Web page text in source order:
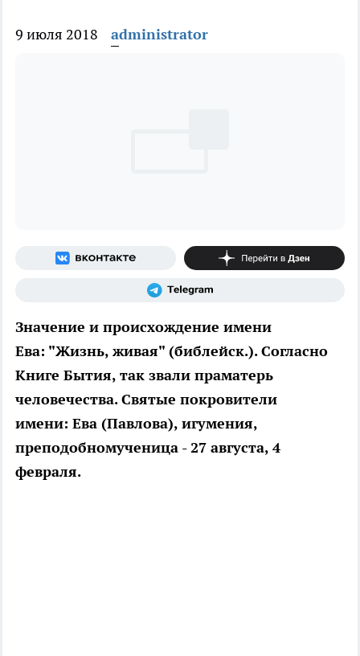
9 июля 2018 administrator
Значение и происхождение имени
Ева: "Жизнь, живая" (библейск.). Согласно
Книге Бытия, так звали праматерь
человечества. Святые покровители
имени: Ева (Павлова), игумения,
преподобномученица - 27 августа, 4
февраля.